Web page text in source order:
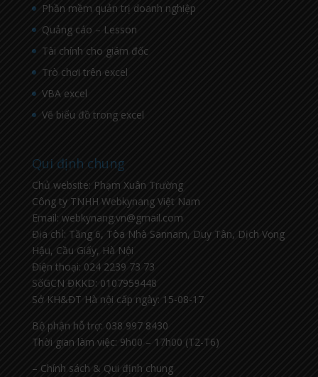
Phần mềm quản trị doanh nghiệp
Quảng cáo – Lesson
Tài chính cho giám đốc
Trò chơi trên excel
VBA excel
Vẽ biểu đồ trong excel
Qui định chung
Chủ website: Phạm Xuân Trường
Công ty TNHH Webkynang Việt Nam
Email: webkynang.vn@gmail.com
Địa chỉ: Tầng 6, Tòa Nhà Sannam, Duy Tân, Dịch Vọng
Hậu, Cầu Giấy, Hà Nội
Điện thoại: 024 2239 73 73
SốGCN ĐKKD: 0107959448
Sở KH&ĐT Hà nội cấp ngày: 15-08-17
Bộ phận hỗ trợ: 038 997 8430
Thời gian làm việc: 9h00 – 17h00 (T2-T6)
– Chính sách & Qui định chung